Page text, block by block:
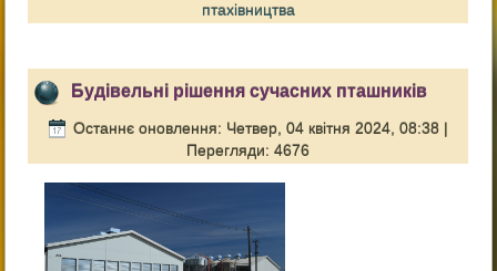
птахівництва
Будівельні рішення сучасних пташників
Останнє оновлення: Четвер, 04 квітня 2024, 08:38 |
Перегляди: 4676